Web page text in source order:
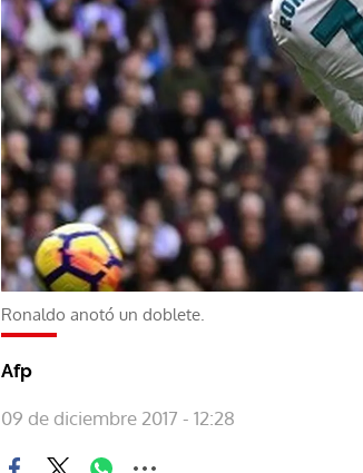
Ronaldo anotó un doblete.
Afp
09 de diciembre 2017 - 12:28